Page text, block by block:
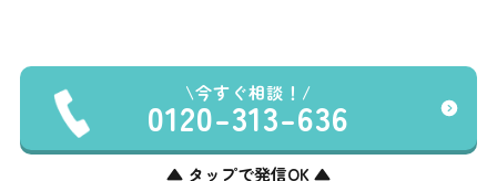
今すぐ相談！
0120-313-636
▲ タップで発信OK ▲